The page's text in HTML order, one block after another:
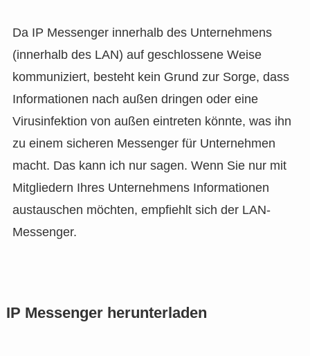
Da IP Messenger innerhalb des Unternehmens
(innerhalb des LAN) auf geschlossene Weise
kommuniziert, besteht kein Grund zur Sorge, dass
Informationen nach außen dringen oder eine
Virusinfektion von außen eintreten könnte, was ihn
zu einem sicheren Messenger für Unternehmen
macht. Das kann ich nur sagen. Wenn Sie nur mit
Mitgliedern Ihres Unternehmens Informationen
austauschen möchten, empfiehlt sich der LAN-
Messenger.
IP Messenger herunterladen